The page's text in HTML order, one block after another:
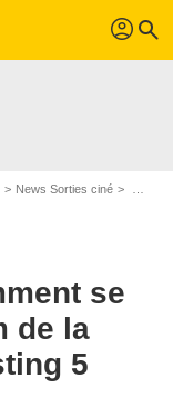
profil search
News Sorties ciné
se
de la
5